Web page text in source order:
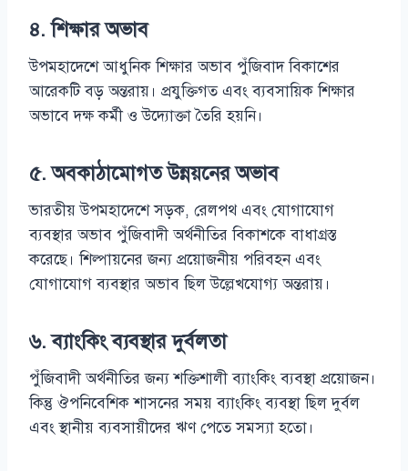
৪. শিক্ষার অভাব
উপমহাদেশে আধুনিক শিক্ষার অভাব পুঁজিবাদ বিকাশের
আরেকটি বড় অন্তরায়। প্রযুক্তিগত এবং ব্যবসায়িক শিক্ষার
অভাবে দক্ষ কর্মী ও উদ্যোক্তা তৈরি হয়নি।
৫. অবকাঠামোগত উন্নয়নের অভাব
ভারতীয় উপমহাদেশে সড়ক, রেলপথ এবং যোগাযোগ
ব্যবস্থার অভাব পুঁজিবাদী অর্থনীতির বিকাশকে বাধাগ্রস্ত
করেছে। শিল্পায়নের জন্য প্রয়োজনীয় পরিবহন এবং
যোগাযোগ ব্যবস্থার অভাব ছিল উল্লেখযোগ্য অন্তরায়।
৬. ব্যাংকিং ব্যবস্থার দুর্বলতা
পুঁজিবাদী অর্থনীতির জন্য শক্তিশালী ব্যাংকিং ব্যবস্থা প্রয়োজন।
কিন্তু ঔপনিবেশিক শাসনের সময় ব্যাংকিং ব্যবস্থা ছিল দুর্বল
এবং স্থানীয় ব্যবসায়ীদের ঋণ পেতে সমস্যা হতো।